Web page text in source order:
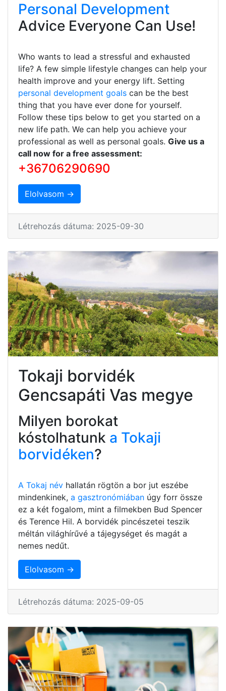
Personal Development
Advice Everyone Can Use!
Who wants to lead a stressful and exhausted
life? A few simple lifestyle changes can help your
health improve and your energy lift. Setting
personal development goals can be the best
thing that you have ever done for yourself.
Follow these tips below to get you started on a
new life path. We can help you achieve your
professional as well as personal goals. Give us a
call now for a free assessment:
+36706290690
Elolvasom →
Létrehozás dátuma: 2025-09-30
Tokaji borvidék
Gencsapáti Vas megye
Milyen borokat
kóstolhatunk a Tokaji
borvidéken?
A Tokaj név hallatán rögtön a bor jut eszébe
mindenkinek, a gasztronómiában úgy forr össze
ez a két fogalom, mint a filmekben Bud Spencer
és Terence Hil. A borvidék pincészetei teszik
méltán világhírűvé a tájegységet és magát a
nemes nedűt.
Elolvasom →
Létrehozás dátuma: 2025-09-05